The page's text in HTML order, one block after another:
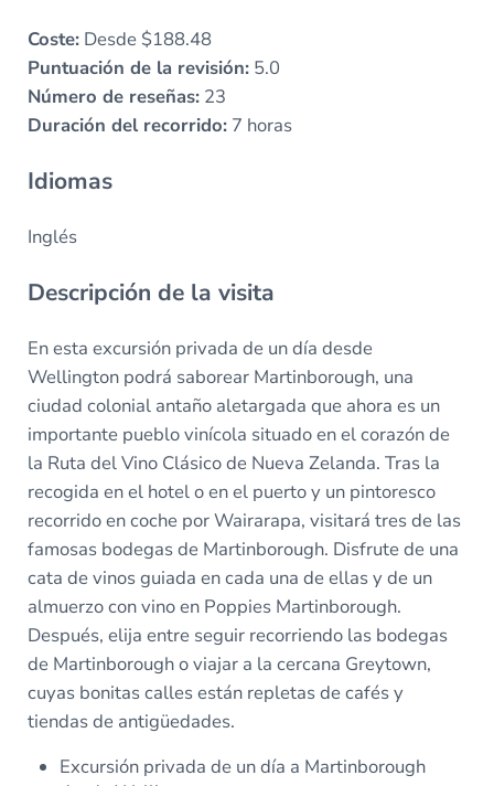
Coste:Desde $188.48
Puntuación de la revisión:5.0
Número de reseñas:23
Duración del recorrido:7 horas
Idiomas
Inglés
Descripción de la visita
En esta excursión privada de un día desde
Wellington podrá saborear Martinborough, una
ciudad colonial antaño aletargada que ahora es un
importante pueblo vinícola situado en el corazón de
la Ruta del Vino Clásico de Nueva Zelanda. Tras la
recogida en el hotel o en el puerto y un pintoresco
recorrido en coche por Wairarapa, visitará tres de las
famosas bodegas de Martinborough. Disfrute de una
cata de vinos guiada en cada una de ellas y de un
almuerzo con vino en Poppies Martinborough.
Después, elija entre seguir recorriendo las bodegas
de Martinborough o viajar a la cercana Greytown,
cuyas bonitas calles están repletas de cafés y
tiendas de antigüedades.
Excursión privada de un día a Martinborough